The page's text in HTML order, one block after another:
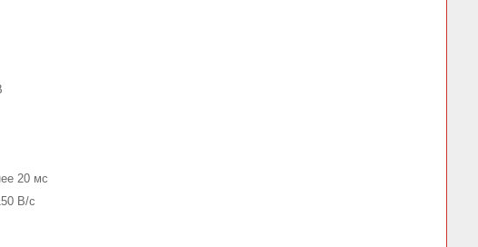
20 мс
В/с